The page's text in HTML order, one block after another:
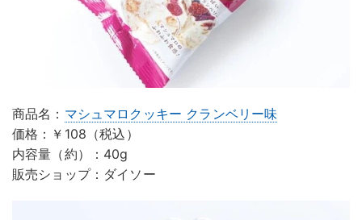
商品名： マシュマロクッキー クランベリー味
価格：￥108（税込）
内容量（約）：40g
販売ショップ：ダイソー